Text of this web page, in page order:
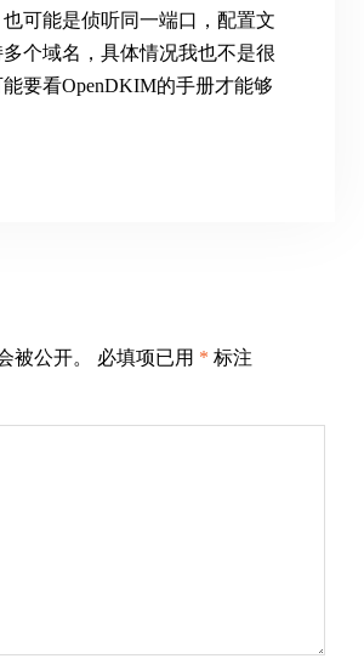
可能是侦听同一端口，配置文
个域名，具体情况我也不是很
要看OpenDKIM的手册才能够
被公开。 必填项已用 * 标注